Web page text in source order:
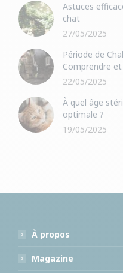
Astuces
chat
27/05/2025
Période de
Comprendre
22/05/2025
À quel âge
optimale ?
19/05/2025
À propos
Magazine